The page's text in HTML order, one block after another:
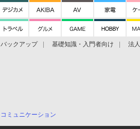
バックアップ 基礎知識・入門者向け 法
コミュニケーション